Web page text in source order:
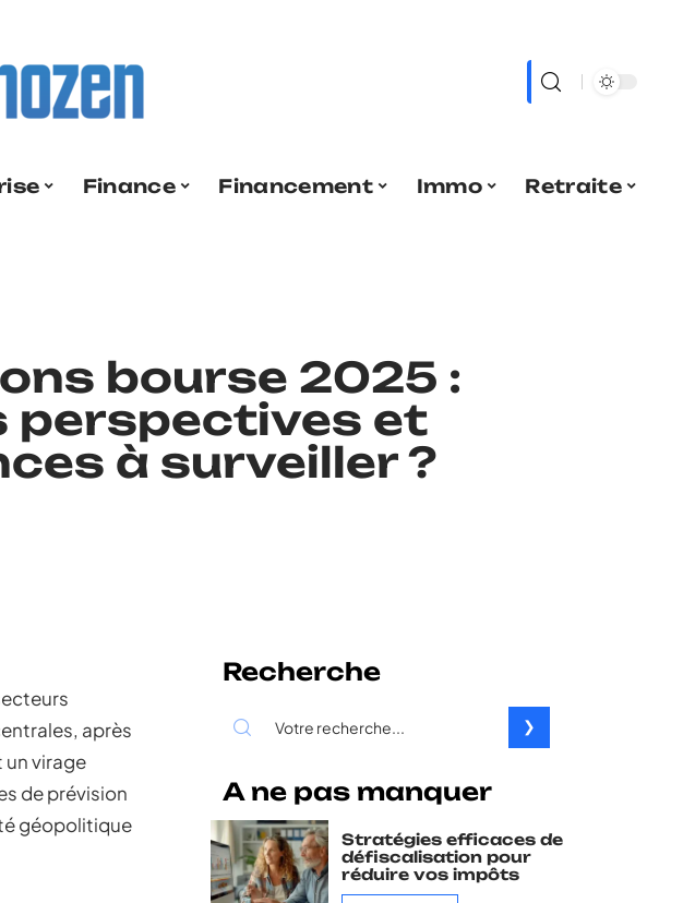
Finance Financement Immo Retraite
bourse 2025 :
perspectives et
à surveiller ?
après
virage
de prévision
géopolitique
Recherche
A ne pas manquer
Stratégies efficaces de
défiscalisation pour
réduire vos impôts